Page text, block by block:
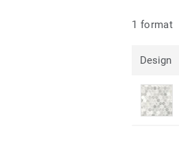
1 format
Design